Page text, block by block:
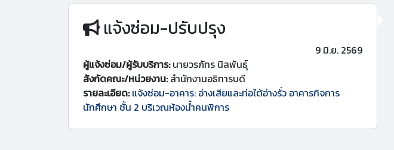
แจ้งซ่อม-ปรับปรุง
9 มิ.ย. 2569
ผู้แจ้งซ่อม/ผู้รับบริการ:นายวรภัทร นิลพันธุ์
สังกัดคณะ/หน่วยงาน:สำนักงานอธิการบดี
รายละเอียด: แจ้งซ่อม-อาคาร: อ่างเสียและท่อใต้อ่างรั่ว อาคารกิจการ
นักศึกษา ชั้น 2 บริเวณห้องน้ำคนพิการ